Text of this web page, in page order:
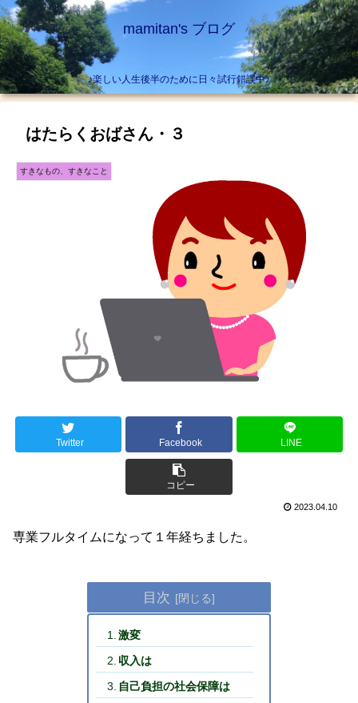
mamitan's ブログ
♪楽しい人生後半のために日々試行錯誤中♪
はたらくおばさん・３
すきなもの、すきなこと
Twitter Facebook LINE
コピー
2023.04.10
専業フルタイムになって１年経ちました。
目次
激変
収入は
自己負担の社会保障は